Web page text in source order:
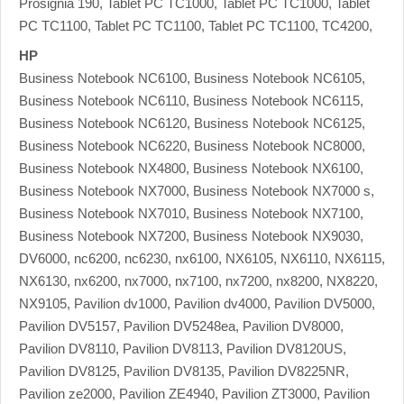
Prosignia 190, Tablet PC TC1000, Tablet PC TC1000, Tablet
PC TC1100, Tablet PC TC1100, Tablet PC TC1100, TC4200,
HP
Business Notebook NC6100, Business Notebook NC6105,
Business Notebook NC6110, Business Notebook NC6115,
Business Notebook NC6120, Business Notebook NC6125,
Business Notebook NC6220, Business Notebook NC8000,
Business Notebook NX4800, Business Notebook NX6100,
Business Notebook NX7000, Business Notebook NX7000 s,
Business Notebook NX7010, Business Notebook NX7100,
Business Notebook NX7200, Business Notebook NX9030,
DV6000, nc6200, nc6230, nx6100, NX6105, NX6110, NX6115,
NX6130, nx6200, nx7000, nx7100, nx7200, nx8200, NX8220,
NX9105, Pavilion dv1000, Pavilion dv4000, Pavilion DV5000,
Pavilion DV5157, Pavilion DV5248ea, Pavilion DV8000,
Pavilion DV8110, Pavilion DV8113, Pavilion DV8120US,
Pavilion DV8125, Pavilion DV8135, Pavilion DV8225NR,
Pavilion ze2000, Pavilion ZE4940, Pavilion ZT3000, Pavilion